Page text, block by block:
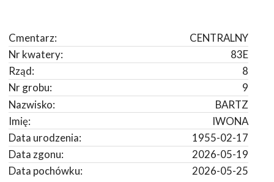
CENTRALNY
Cmentarz:
83E
Nr kwatery:
8
Rząd:
9
Nr grobu:
BARTZ
Nazwisko:
IWONA
Imię:
1955-02-17
Data urodzenia:
2026-05-19
Data zgonu:
2026-05-25
Data pochówku: